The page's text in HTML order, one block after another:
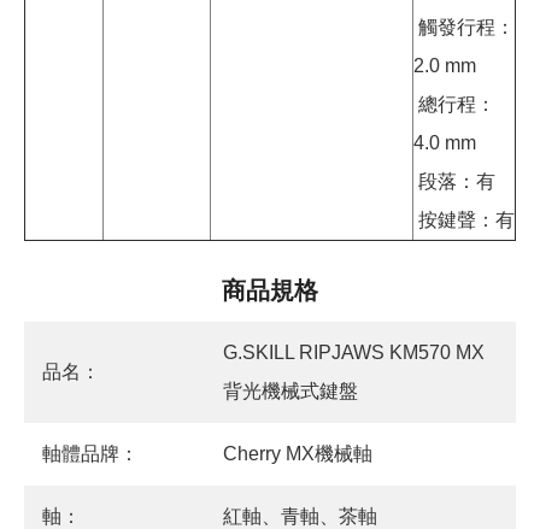
觸發行程：
2.0 mm
總行程：
4.0 mm
段落：有
按鍵聲：有
商品規格
品名：
G.SKILL RIPJAWS KM570 MX
背光機械式鍵盤
軸體品牌： Cherry MX機械軸
軸： 紅軸、青軸、茶軸